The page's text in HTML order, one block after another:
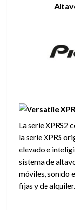
La serie XPRS2
la serie XPRS
elevado e
sistema de
móviles, sonido
fijas y de alquiler.